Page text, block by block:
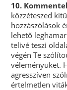
10.
közzéteszed
hozzászólások
lehető
telivé teszi
végén Te
véleményüket.
agresszíven
értelmetlen